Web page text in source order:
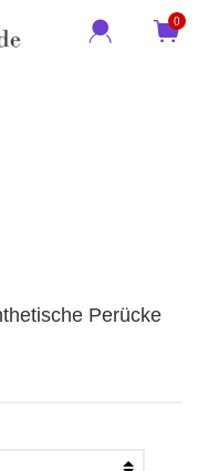
0
Perücke